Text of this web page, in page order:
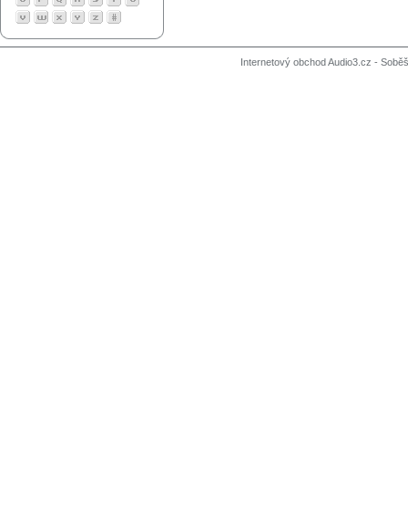
Internetový obchod Audio3.cz -